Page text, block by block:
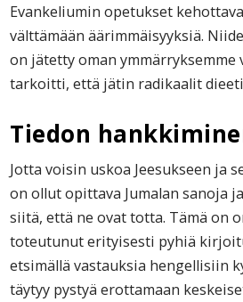
Evankeliumin opetukset
välttämään äärimmäisyyksiä.
on jätetty oman ymmärryksemme
tarkoitti, että jätin radikaalit
Tiedon
Jotta voisin uskoa Jeesukseen ja
on ollut opittava Jumalan sanoja
siitä, että ne ovat totta. Tämä on
toteutunut erityisesti pyhiä
etsimällä vastauksia hengellisiin
täytyy pystyä erottamaan